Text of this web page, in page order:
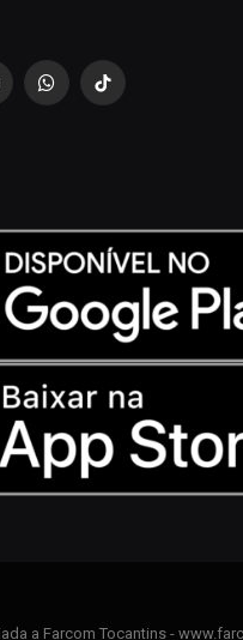
WhatsAppTikTok
a Farcom Tocantins -